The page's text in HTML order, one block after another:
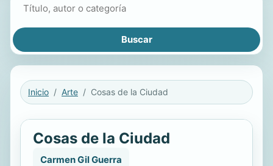
Inicio Arte Cosas de la Ciudad
Cosas de la Ciudad
Carmen Gil Guerra